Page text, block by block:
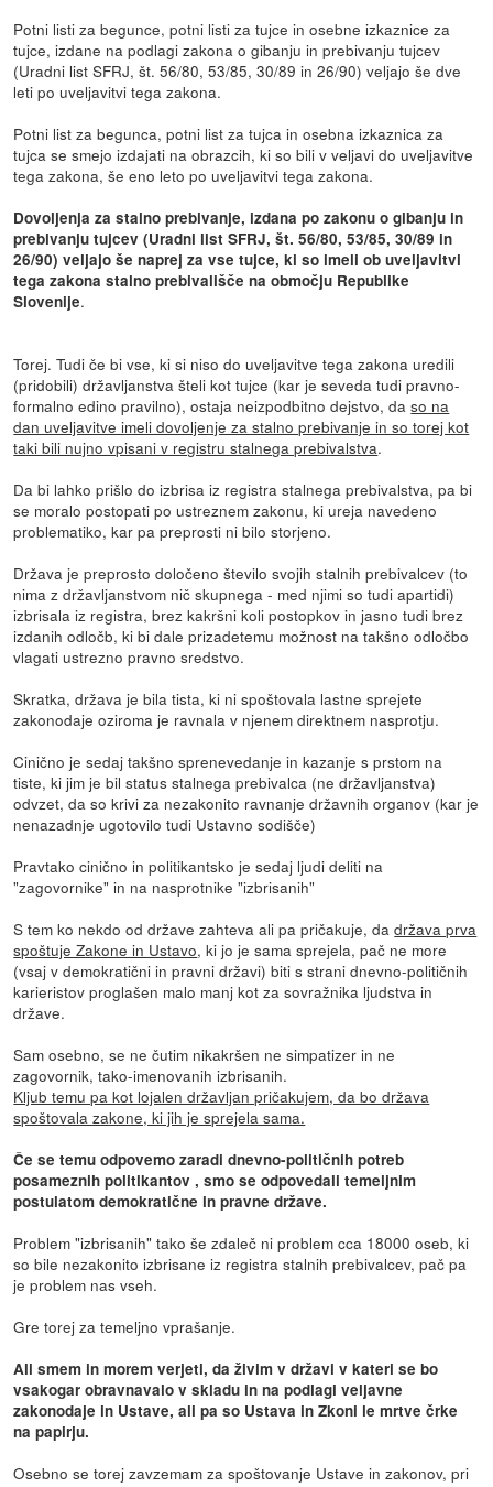
Potni listi za begunce, potni listi za tujce in osebne izkaznice za
tujce, izdane na podlagi zakona o gibanju in prebivanju tujcev
(Uradni list SFRJ, št. 56/80, 53/85, 30/89 in 26/90) veljajo še dve
leti po uveljavitvi tega zakona.
Potni list za begunca, potni list za tujca in osebna izkaznica za
tujca se smejo izdajati na obrazcih, ki so bili v veljavi do uveljavitve
tega zakona, še eno leto po uveljavitvi tega zakona.
Dovoljenja za stalno prebivanje, izdana po zakonu o gibanju in
prebivanju tujcev (Uradni list SFRJ, št. 56/80, 53/85, 30/89 in
26/90) veljajo še naprej za vse tujce, ki so imeli ob uveljavitvi
tega zakona stalno prebivališče na območju Republike
Slovenije.
Torej. Tudi če bi vse, ki si niso do uveljavitve tega zakona uredili
(pridobili) državljanstva šteli kot tujce (kar je seveda tudi pravno-
formalno edino pravilno), ostaja neizpodbitno dejstvo, daso na
dan uveljavitve imeli dovoljenje za stalno prebivanje in so torej kot
taki bili nujno vpisani v registru stalnega prebivalstva.
Da bi lahko prišlo do izbrisa iz registra stalnega prebivalstva, pa bi
se moralo postopati po ustreznem zakonu, ki ureja navedeno
problematiko, kar pa preprosti ni bilo storjeno.
Država je preprosto določeno število svojih stalnih prebivalcev (to
nima z državljanstvom nič skupnega - med njimi so tudi apartidi)
izbrisala iz registra, brez kakršni koli postopkov in jasno tudi brez
izdanih odločb, ki bi dale prizadetemu možnost na takšno odločbo
vlagati ustrezno pravno sredstvo.
Skratka, država je bila tista, ki ni spoštovala lastne sprejete
zakonodaje oziroma je ravnala v njenem direktnem nasprotju.
Cinično je sedaj takšno sprenevedanje in kazanje s prstom na
tiste, ki jim je bil status stalnega prebivalca (ne državljanstva)
odvzet, da so krivi za nezakonito ravnanje državnih organov (kar je
nenazadnje ugotovilo tudi Ustavno sodišče)
Pravtako cinično in politikantsko je sedaj ljudi deliti na
"zagovornike" in na nasprotnike "izbrisanih"
S tem ko nekdo od države zahteva ali pa pričakuje, dadržava prva
spoštuje Zakone in Ustavo, ki jo je sama sprejela, pač ne more
(vsaj v demokratični in pravni državi) biti s strani dnevno-političnih
karieristov proglašen malo manj kot za sovražnika ljudstva in
države.
Sam osebno, se ne čutim nikakršen ne simpatizer in ne
zagovornik, tako-imenovanih izbrisanih.
Kljub temu pa kot lojalen državljan pričakujem, da bo država
spoštovala zakone, ki jih je sprejela sama.
Če se temu odpovemo zaradi dnevno-političnih potreb
posameznih politikantov , smo se odpovedali temeljnim
postulatom demokratične in pravne države.
Problem "izbrisanih" tako še zdaleč ni problem cca 18000 oseb, ki
so bile nezakonito izbrisane iz registra stalnih prebivalcev, pač pa
je problem nas vseh.
Gre torej za temeljno vprašanje.
Ali smem in morem verjeti, da živim v državi v kateri se bo
vsakogar obravnavalo v skladu in na podlagi veljavne
zakonodaje in Ustave, ali pa so Ustava in Zkoni le mrtve črke
na papirju.
Osebno se torej zavzemam za spoštovanje Ustave in zakonov, pri